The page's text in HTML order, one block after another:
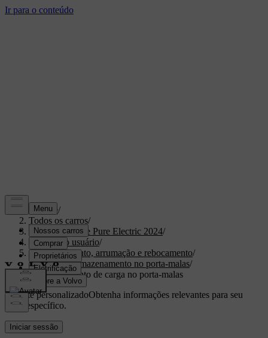
Suporte/
Todos os carros/
XC40 Recharge Pure Electric 2024/
Manual do usuário/
Armazenamento, arrumação e rebocamento/
Espaço e armazenamento no porta-malas/
Armazenamento de carga no porta-malas
Suporte personalizadoObtenha informações relevantes para seu
carro específico.
Iniciar sessão